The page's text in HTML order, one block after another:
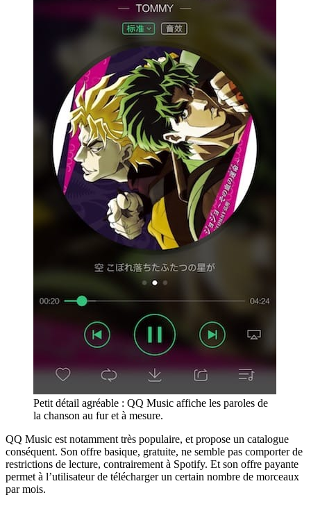
Petit détail agréable : QQ Music affiche les paroles de
la chanson au fur et à mesure.
QQ Music est notamment très populaire, et propose un catalogue
conséquent. Son offre basique, gratuite, ne semble pas comporter de
restrictions de lecture, contrairement à Spotify. Et son offre payante
permet à l’utilisateur de télécharger un certain nombre de morceaux
par mois.